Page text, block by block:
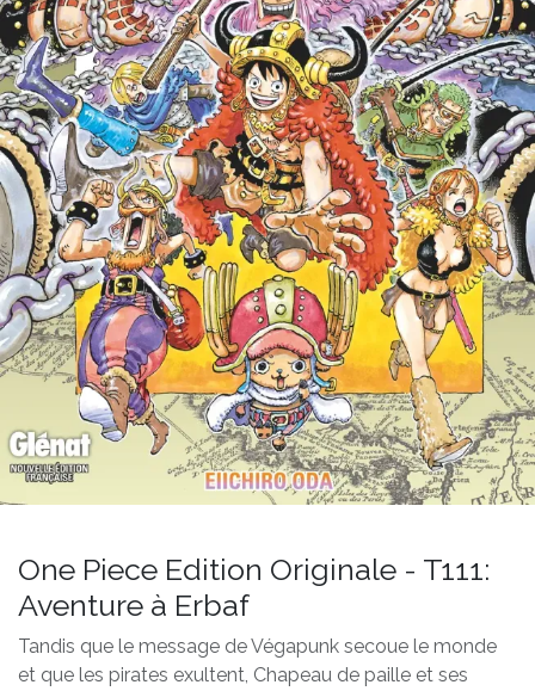
One Piece Edition Originale - T111:
Aventure à Erbaf
Tandis que le message de Végapunk secoue le monde
et que les pirates exultent, Chapeau de paille et ses